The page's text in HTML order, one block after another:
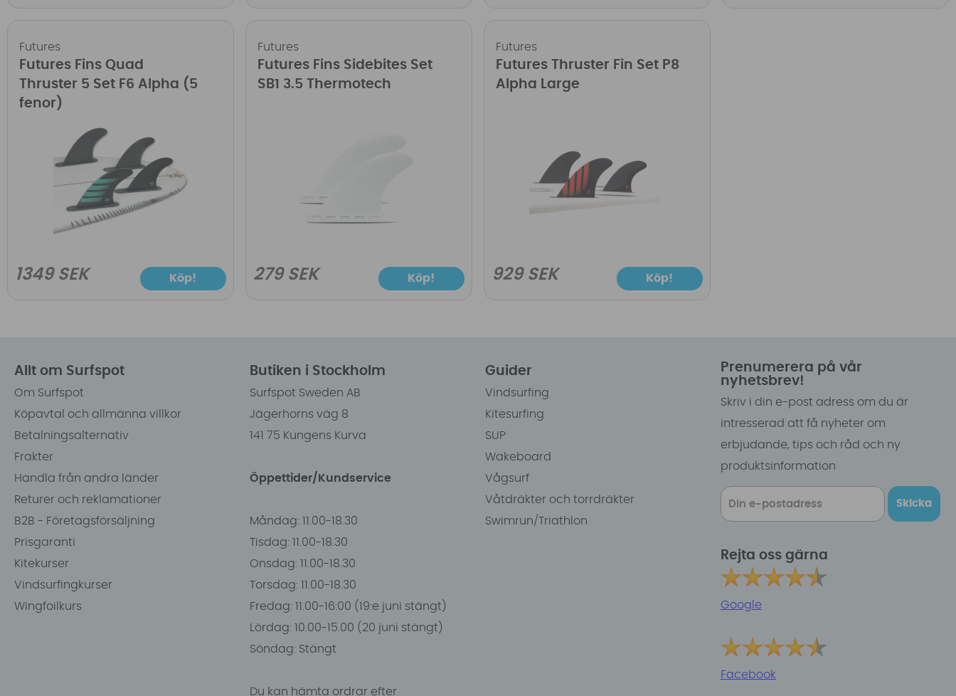
Futures
Futures Fins Quad
Thruster 5 Set F6 Alpha (5
fenor)
1349 SEK Köp!
Futures
Futures Fins Sidebites Set
SB1 3.5 Thermotech
279 SEK Köp!
Futures
Futures Thruster Fin Set P8
Alpha Large
929 SEK Köp!
Allt om Surfspot
Om Surfspot
Köpavtal och allmänna villkor
Betalningsalternativ
Frakter
Handla från andra länder
Returer och reklamationer
B2B - Företagsförsäljning
Prisgaranti
Kitekurser
Vindsurfingkurser
Wingfoilkurs
Butiken i Stockholm
Surfspot Sweden AB
Jägerhorns väg 8
141 75 Kungens Kurva
Öppettider/Kundservice
Måndag: 11.00-18.30
Tisdag: 11.00-18.30
Onsdag: 11.00-18.30
Torsdag: 11.00-18.30
Fredag: 11.00-16:00 (19:e juni stängt)
Lördag: 10.00-15.00 (20 juni stängt)
Söndag: Stängt
Du kan hämta ordrar efter
Guider
Vindsurfing
Kitesurfing
SUP
Wakeboard
Vågsurf
Våtdräkter och torrdräkter
Swimrun/Triathlon
Prenumerera på vår
nyhetsbrev!
Skriv i din e-post adress om du är
intresserad att få nyheter om
erbjudande, tips och råd och ny
produktsinformation
Skicka
Rejta oss gärna
Google
Facebook